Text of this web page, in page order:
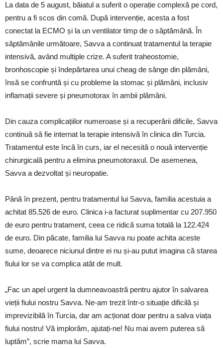
La data de 5 august, băiatul a suferit o operație complexă pe cord,
pentru a fi scos din comă. După intervenție, acesta a fost
conectat la ECMO și la un ventilator timp de o săptămână. În
săptămânile următoare, Savva a continuat tratamentul la terapie
intensivă, având multiple crize. A suferit traheostomie,
bronhoscopie și îndepărtarea unui cheag de sânge din plămâni,
însă se confruntă și cu probleme la stomac și plămâni, inclusiv
inflamații severe și pneumotorax în ambii plămâni.
Din cauza complicațiilor numeroase și a recuperării dificile, Savva
continuă să fie internat la terapie intensivă în clinica din Turcia.
Tratamentul este încă în curs, iar el necesită o nouă intervenție
chirurgicală pentru a elimina pneumotoraxul. De asemenea,
Savva a dezvoltat și neuropatie.
Până în prezent, pentru tratamentul lui Savva, familia acestuia a
achitat 85.526 de euro. Clinica i-a facturat suplimentar cu 207.950
de euro pentru tratament, ceea ce ridică suma totală la 122.424
de euro. Din păcate, familia lui Savva nu poate achita aceste
sume, deoarece niciunul dintre ei nu și-au putut imagina că starea
fiului lor se va complica atât de mult.
„Fac un apel urgent la dumneavoastră pentru ajutor în salvarea
vieții fiului nostru Savva. Ne-am trezit într-o situație dificilă și
imprevizibilă în Turcia, dar am acționat doar pentru a salva viața
fiului nostru! Vă implorăm, ajutați-ne! Nu mai avem puterea să
luptăm”, scrie mama lui Savva.